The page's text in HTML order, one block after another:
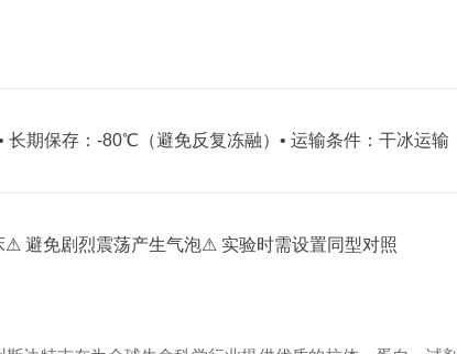
长期保存：-80℃（避免反复冻融）• 运输条件：干冰运输
⚠ 避免剧烈震荡产生气泡⚠ 实验时需设置同型对照